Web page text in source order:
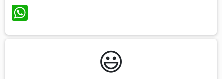
WhatsApp
😃️